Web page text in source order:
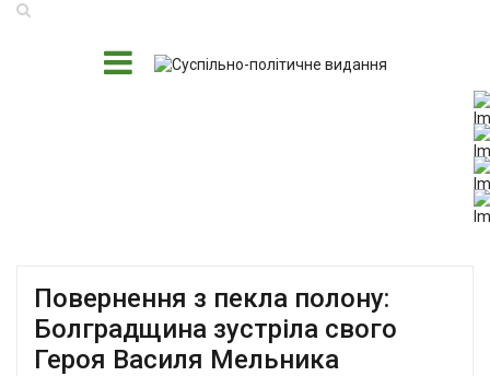
Повернення з пекла полону:
Болградщина зустріла свого
Героя Василя Мельника